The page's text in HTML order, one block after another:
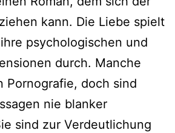
kann. Die Liebe spielt
psychologischen und
durch. Manche
Pornografie, doch sind
nie blanker
sind zur Verdeutlichung